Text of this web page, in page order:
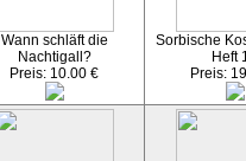
Wann schläft die
Nachtigall?
Preis: 10.00 €
Sorbische
Heft
Preis: